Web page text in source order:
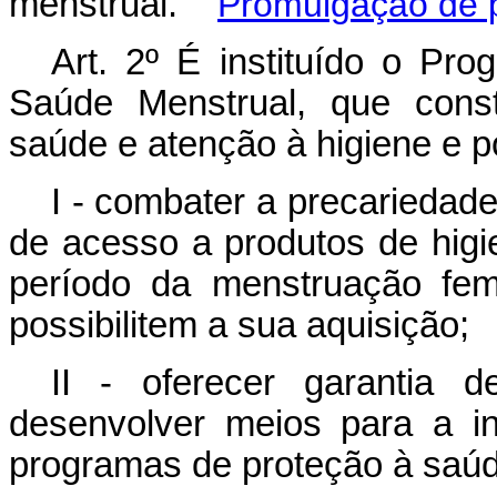
Art. 2º É instituído o
Saúde Menstrual, que
saúde e atenção à higiene e
I - combater a
de acesso a produtos de
período da menstruação
possibilitem a sua aquisição;
II - oferecer garantia
desenvolver meios para a
programas de proteção à